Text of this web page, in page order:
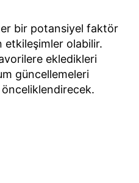
bir potansiyel faktör
etkileşimler olabilir.
ekledikleri
güncellemeleri